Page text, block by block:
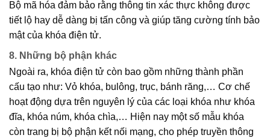
Bộ mã hóa đảm bảo rằng thông tin xác thực không được
tiết lộ hay dễ dàng bị tấn công và giúp tăng cường tính bảo
mật của khóa điện tử.
8. Những bộ phận khác
Ngoài ra, khóa điện tử còn bao gồm những thành phần
cấu tạo như: Vỏ khóa, bulông, trục, bánh răng,… Cơ chế
hoạt động dựa trên nguyên lý của các loại khóa như khóa
đĩa, khóa núm, khóa chìa,… Hiện nay một số mẫu khóa
còn trang bị bộ phận kết nối mạng, cho phép truyền thông